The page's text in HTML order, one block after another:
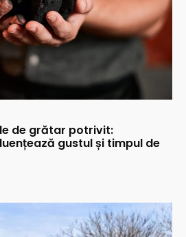
de grătar potrivit:
gustul și timpul de